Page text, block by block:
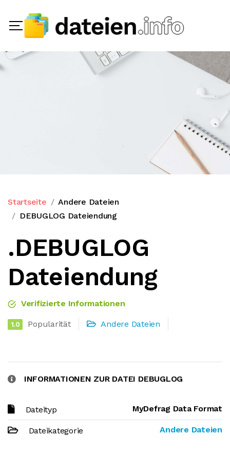
Startseite
Andere Dateien
DEBUGLOG Dateiendung
.DEBUGLOG
Dateiendung
Verifizierte Informationen
1.0 Popularität Andere Dateien
INFORMATIONEN ZUR DATEI DEBUGLOG
Dateityp MyDefrag Data Format
Dateikategorie Andere Dateien